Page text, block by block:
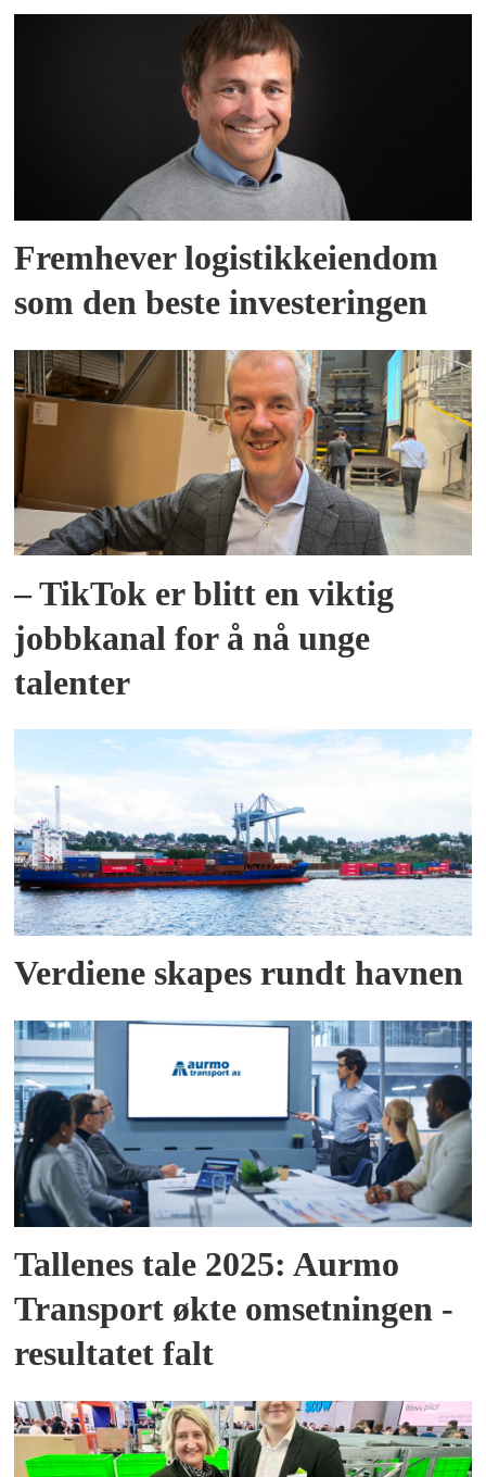
Fremhever logistikkeiendom
som den beste investeringen
– TikTok er blitt en viktig
jobbkanal for å nå unge
talenter
Verdiene skapes rundt havnen
Tallenes tale 2025: Aurmo
Transport økte omsetningen -
resultatet falt